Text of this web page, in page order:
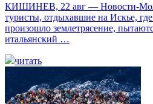
КИШИНЕВ, 22 авг — Новости-
туристы, отдыхавшие на Искье,
произошло землетрясение,
итальянский …
читать